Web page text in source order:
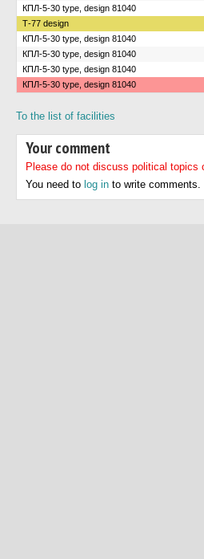
КПЛ-5-30 type, design 81040
Т-77 design
КПЛ-5-30 type, design 81040
КПЛ-5-30 type, design 81040
КПЛ-5-30 type, design 81040
КПЛ-5-30 type, design 81040
To the list of facilities
Your comment
Please do not discuss political topics
You need to log in to write comments.